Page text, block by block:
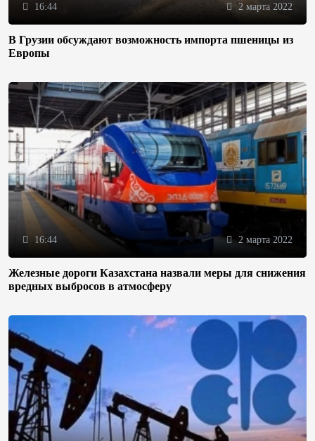
16:44 2 марта 2022
В Грузии обсуждают возможность импорта пшеницы из
Европы
16:44 2 марта 2022
Железные дороги Казахстана назвали меры для снижения
вредных выбросов в атмосферу